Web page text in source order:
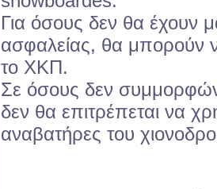
Για όσους δεν θα έχουν
ασφαλείας, θα μπορούν
το ΧΚΠ.
Σε όσους δεν
δεν θα επιτρέπεται να
αναβατήρες του